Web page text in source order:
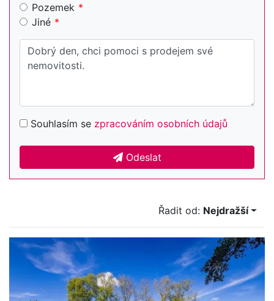
Pozemek
Jiné
Souhlasím se zpracováním osobních údajů
Odeslat
Řadit od: Nejdražší